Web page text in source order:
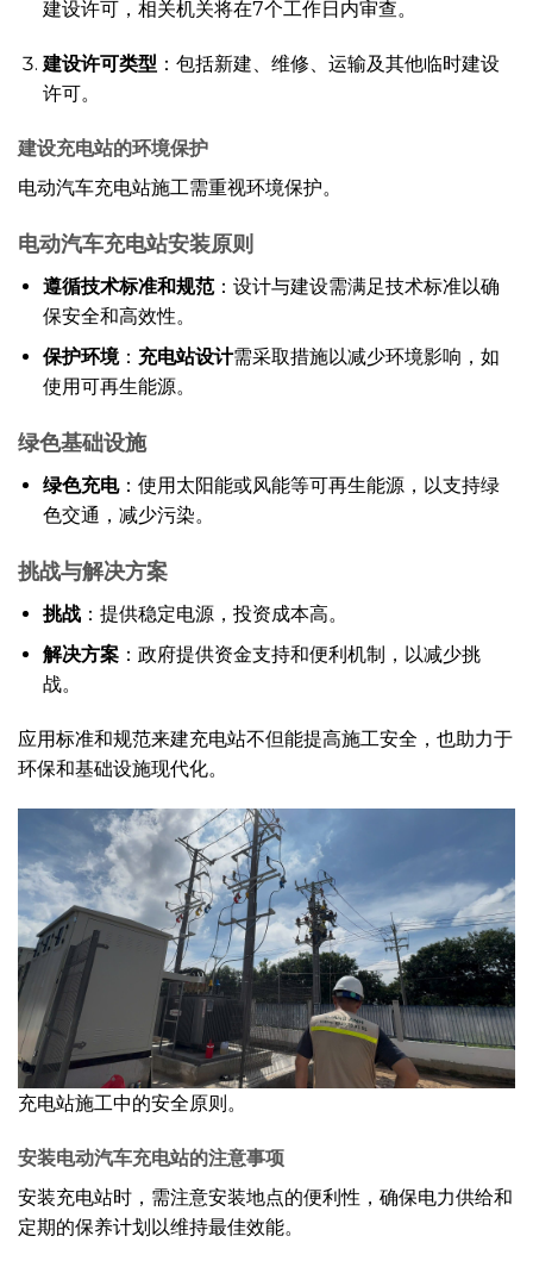
建设许可，相关机关将在7个工作日内审查。
建设许可类型 ：包括新建、维修、运输及其他临时建设
许可。
建设充电站的环境保护
电动汽车充电站施工需重视环境保护。
电动汽车充电站安装原则
遵循技术标准和规范：设计与建设需满足技术标准以确
保安全和高效性。
保护环境： 充电站设计需采取措施以减少环境影响，如
使用可再生能源。
绿色基础设施
绿色充电：使用太阳能或风能等可再生能源，以支持绿
色交通，减少污染。
挑战与解决方案
挑战：提供稳定电源，投资成本高。
解决方案：政府提供资金支持和便利机制，以减少挑
战。
应用标准和规范来建充电站不但能提高施工安全，也助力于
环保和基础设施现代化。
充电站施工中的安全原则。
安装电动汽车充电站的注意事项
安装充电站时，需注意安装地点的便利性，确保电力供给和
定期的保养计划以维持最佳效能。